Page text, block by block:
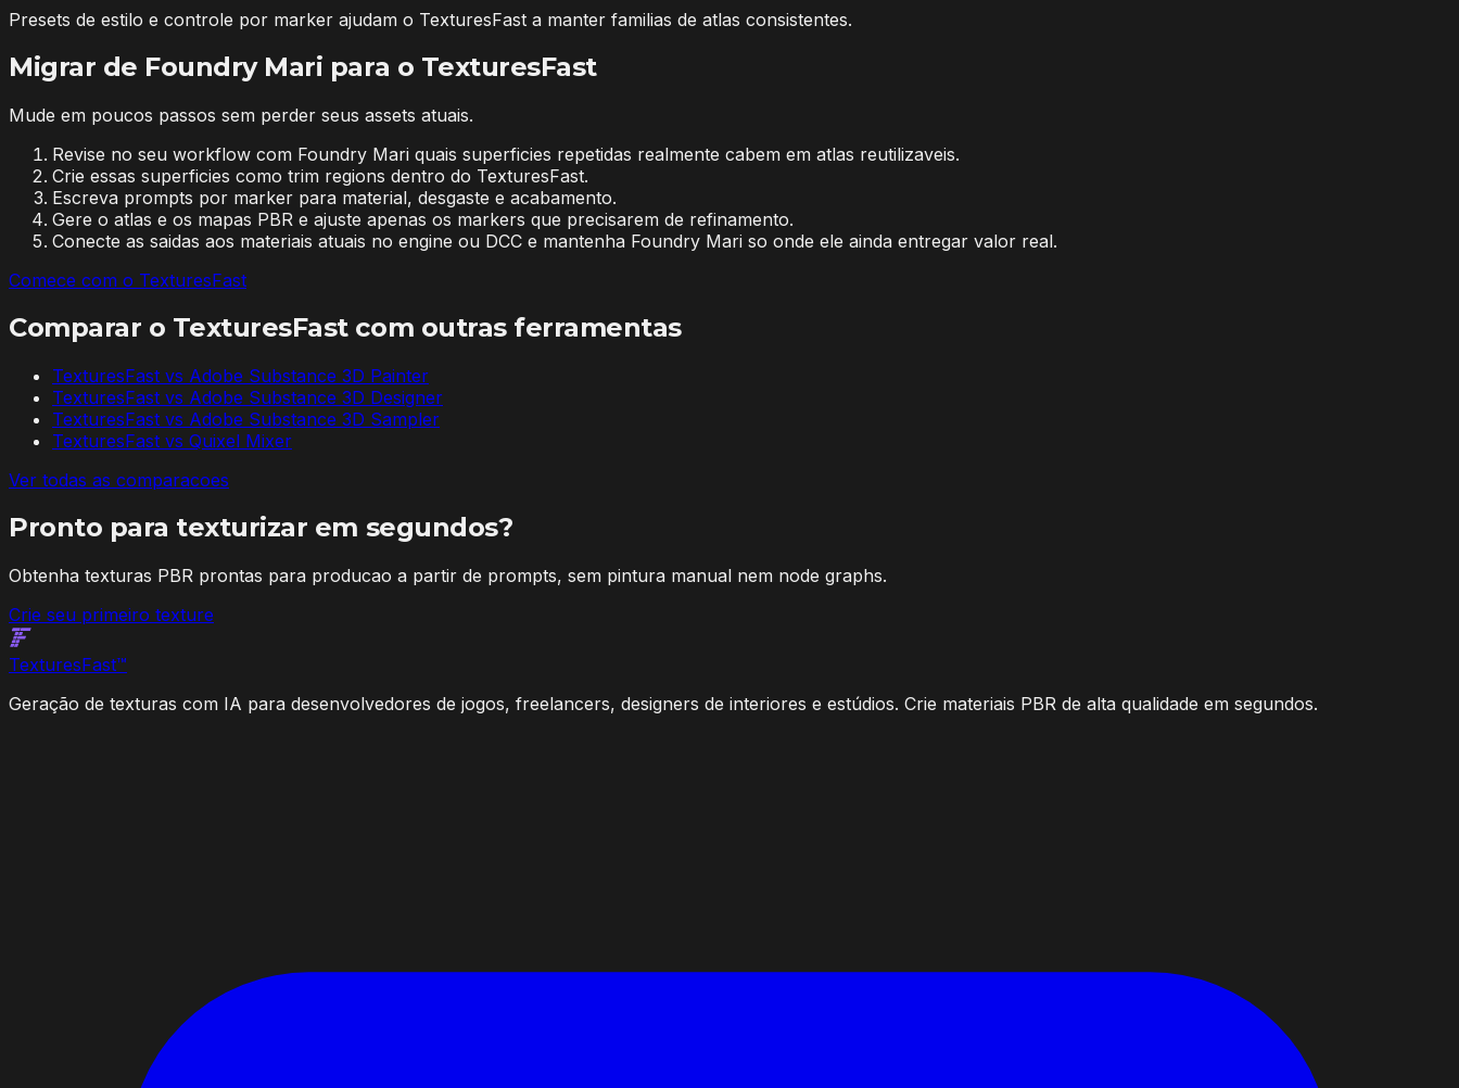
Presets de estilo e controle por marker ajudam o TexturesFast a manter familias de atlas consistentes.
Migrar de Foundry Mari para o TexturesFast
Mude em poucos passos sem perder seus assets atuais.
Revise no seu workflow com Foundry Mari quais superficies repetidas realmente cabem em atlas reutilizaveis.
Crie essas superficies como trim regions dentro do TexturesFast.
Escreva prompts por marker para material, desgaste e acabamento.
Gere o atlas e os mapas PBR e ajuste apenas os markers que precisarem de refinamento.
Conecte as saidas aos materiais atuais no engine ou DCC e mantenha Foundry Mari so onde ele ainda entregar valor real.
Comece com o TexturesFast
Comparar o TexturesFast com outras ferramentas
TexturesFast vs Adobe Substance 3D Painter
TexturesFast vs Adobe Substance 3D Designer
TexturesFast vs Adobe Substance 3D Sampler
TexturesFast vs Quixel Mixer
Ver todas as comparacoes
Pronto para texturizar em segundos?
Obtenha texturas PBR prontas para producao a partir de prompts, sem pintura manual nem node graphs.
Crie seu primeiro texture
TexturesFast™
Geração de texturas com IA para desenvolvedores de jogos, freelancers, designers de interiores e estúdios. Crie materiais PBR de alta qualidade em segundos.